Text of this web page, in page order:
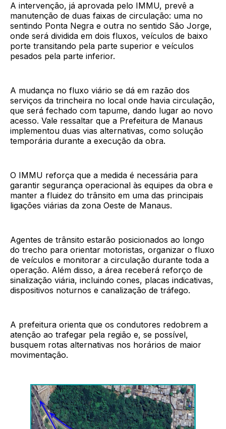
A intervenção, já aprovada pelo IMMU, prevê a
manutenção de duas faixas de circulação: uma no
sentindo Ponta Negra e outra no sentido São Jorge,
onde será dividida em dois fluxos, veículos de baixo
porte transitando pela parte superior e veículos
pesados pela parte inferior.
A mudança no fluxo viário se dá em razão dos
serviços da trincheira no local onde havia circulação,
que será fechado com tapume, dando lugar ao novo
acesso. Vale ressaltar que a Prefeitura de Manaus
implementou duas vias alternativas, como solução
temporária durante a execução da obra.
O IMMU reforça que a medida é necessária para
garantir segurança operacional às equipes da obra e
manter a fluidez do trânsito em uma das principais
ligações viárias da zona Oeste de Manaus.
Agentes de trânsito estarão posicionados ao longo
do trecho para orientar motoristas, organizar o fluxo
de veículos e monitorar a circulação durante toda a
operação. Além disso, a área receberá reforço de
sinalização viária, incluindo cones, placas indicativas,
dispositivos noturnos e canalização de tráfego.
A prefeitura orienta que os condutores redobrem a
atenção ao trafegar pela região e, se possível,
busquem rotas alternativas nos horários de maior
movimentação.